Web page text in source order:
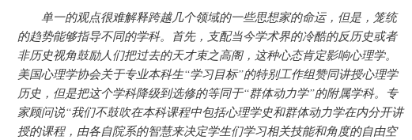
单一的观点很难解释跨越几个领域的一些思想家的命运，但是，笼统
的趋势能够指导不同的学科。首先，支配当今学术界的冷酷的反历史或者
非历史视角鼓励人们把过去的天才束之高阁，这种心态肯定影响心理学。
美国心理学协会关于专业本科生“学习目标”的特别工作组赞同讲授心理学
历史，但是把这个学科降级到选修的等同于“群体动力学”的附属学科。专
家顾问说“我们不鼓吹在本科课程中包括心理学史和群体动力学在内分开讲
授的课程，由各自院系的智慧来决定学生们学习相关技能和角度的自由空